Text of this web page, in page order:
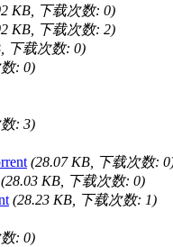
KB, 下载次数: 0)
KB, 下载次数: 2)
下载次数: 0)
: 0)
: 3)
(28.07 KB, 下载次数:
(28.03 KB, 下载次数: 0)
(28.23 KB, 下载次数: 1)
: 0)